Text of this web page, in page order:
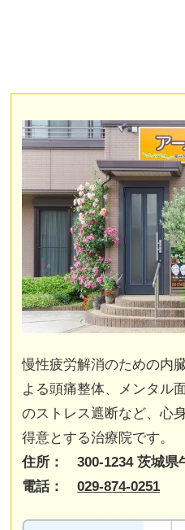
慢性疲労解消のための内
よる頭痛整体、メンタル
のストレス遮断など、心
得意とする治療院です。
住所： 300-1234 茨城県
電話：029-874-0251